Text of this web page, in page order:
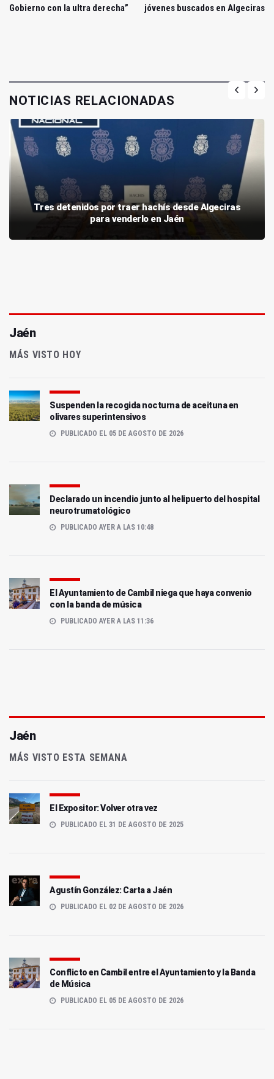
Gobierno con la ultra derecha”
jóvenes buscados en Algeciras
NOTICIAS RELACIONADAS
Tres detenidos por traer hachís desde Algeciras
para venderlo en Jaén
Jaén
MÁS VISTO HOY
Suspenden la recogida nocturna de aceituna en
olivares superintensivos
PUBLICADO EL 05 DE AGOSTO DE 2026
Declarado un incendio junto al helipuerto del hospital
neurotrumatológico
PUBLICADO AYER A LAS 10:48
El Ayuntamiento de Cambil niega que haya convenio
con la banda de música
PUBLICADO AYER A LAS 11:36
Jaén
MÁS VISTO ESTA SEMANA
El Expositor: Volver otra vez
PUBLICADO EL 31 DE AGOSTO DE 2025
Agustín González: Carta a Jaén
PUBLICADO EL 02 DE AGOSTO DE 2026
Conflicto en Cambil entre el Ayuntamiento y la Banda
de Música
PUBLICADO EL 05 DE AGOSTO DE 2026